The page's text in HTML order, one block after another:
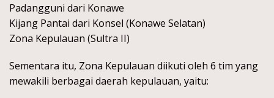
Padangguni dari Konawe
Kijang Pantai dari Konsel (Konawe Selatan)
Zona Kepulauan (Sultra II)
Sementara itu, Zona Kepulauan diikuti oleh 6 tim yang
mewakili berbagai daerah kepulauan, yaitu: